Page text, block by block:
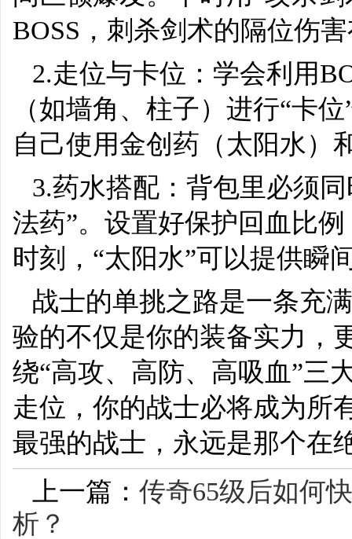
BOSS，刺杀剑术的隔位伤
2.走位与卡位：学会利用
（如墙角、柱子）进行“卡
自己使用金创药（太阳水）
3.药水搭配：背包里必须
法药”。设置好保护回血比
时刻，“太阳水”可以提供瞬
战士的单挑之路是一条充
验的不仅是你的装备实力，
绕“高攻、高防、高吸血”三
走位，你的战士必将成为所
最强的战士，永远是那个在
上一篇： 传奇65级后如何
析？